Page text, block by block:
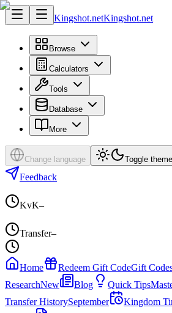
Kingshot.netKingshot.net
Browse
Calculators
Tools
Database
More
Change language Toggle theme
Feedback
KvK–
Transfer–
Home Redeem Gift CodeGift
ResearchNew Blog Quick Tips
Transfer HistorySeptember Kingdom